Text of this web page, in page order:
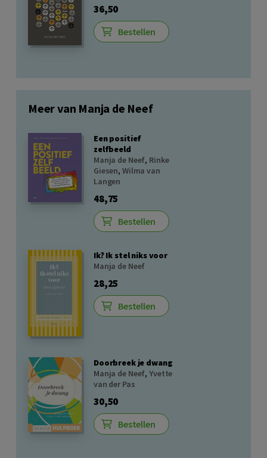
36,50
Bestellen
Meer van Manja de Neef
Een positief
zelfbeeld
Manja de Neef, Rinke
Giesen, Wilma van
Langen
48,75
Bestellen
Ik? Ik stel niks voor
Manja de Neef
28,25
Bestellen
Doorbreek je dwang
Manja de Neef,Yvette
van der Pas
30,50
Bestellen